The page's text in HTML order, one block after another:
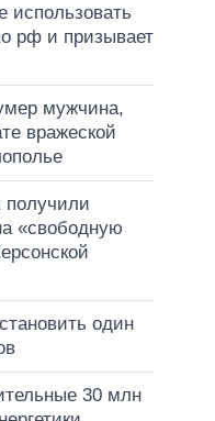
использовать
рф и призывает
мужчина,
вражеской
получили
«свободную
один
30 млн